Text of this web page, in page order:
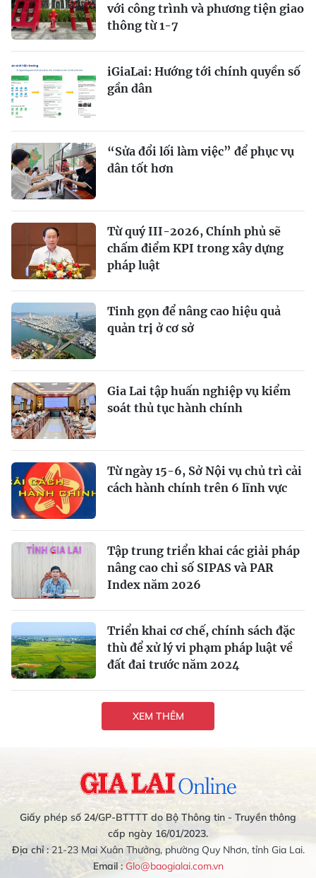
với công trình và phương tiện giao
thông từ 1-7
iGiaLai: Hướng tới chính quyền số
gần dân
“Sửa đổi lối làm việc” để phục vụ
dân tốt hơn
Từ quý III-2026, Chính phủ sẽ
chấm điểm KPI trong xây dựng
pháp luật
Tinh gọn để nâng cao hiệu quả
quản trị ở cơ sở
Gia Lai tập huấn nghiệp vụ kiểm
soát thủ tục hành chính
Từ ngày 15-6, Sở Nội vụ chủ trì cải
cách hành chính trên 6 lĩnh vực
Tập trung triển khai các giải pháp
nâng cao chỉ số SIPAS và PAR
Index năm 2026
Triển khai cơ chế, chính sách đặc
thù để xử lý vi phạm pháp luật về
đất đai trước năm 2024
XEM THÊM
Giấy phép số 24/GP-BTTTT do Bộ Thông tin - Truyền thông
cấp ngày 16/01/2023.
Địa chỉ :21-23 Mai Xuân Thưởng, phường Quy Nhơn, tỉnh Gia Lai.
Email : Glo@baogialai.com.vn